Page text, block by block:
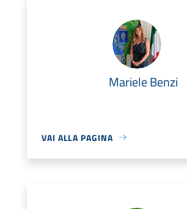
Mariele Benzi
VAI ALLA PAGINA